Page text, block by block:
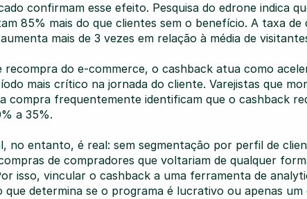
confirmam esse efeito. Pesquisa do edrone indica
85% mais do que clientes sem o benefício. A taxa
mais de 3 vezes em relação à média de
recompra do e-commerce, o cashback atua como
mais crítico na jornada do cliente. Varejistas que
compra frequentemente identificam que o cashback
a 35%.
no entanto, é real: sem segmentação por perfil de
de compradores que voltariam de qualquer
isso, vincular o cashback a uma ferramenta de
que determina se o programa é lucrativo ou apenas